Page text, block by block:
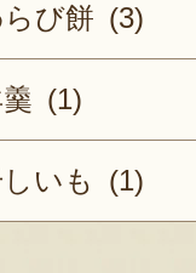
び餅 (3)
(1)
いも (1)